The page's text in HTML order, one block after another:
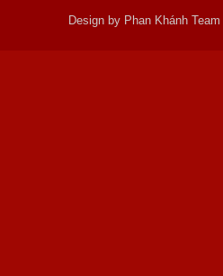
Design by Phan Khánh Team